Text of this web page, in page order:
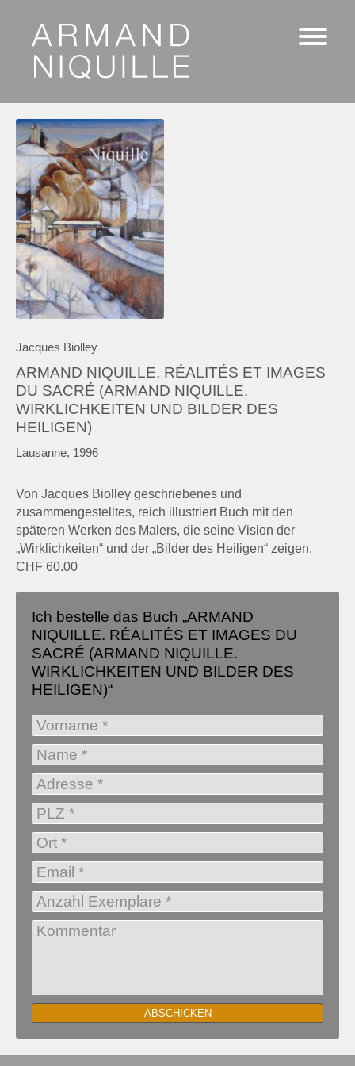
Jacques Biolley
ARMAND NIQUILLE. RÉALITÉS ET IMAGES
DU SACRÉ (ARMAND NIQUILLE.
WIRKLICHKEITEN UND BILDER DES
HEILIGEN)
Lausanne, 1996
Von Jacques Biolley geschriebenes und
zusammengestelltes, reich illustriert Buch mit den
späteren Werken des Malers, die seine Vision der
„Wirklichkeiten“ und der „Bilder des Heiligen“ zeigen.
CHF 60.00
Ich bestelle das Buch „ARMAND
NIQUILLE. RÉALITÉS ET IMAGES DU
SACRÉ (ARMAND NIQUILLE.
WIRKLICHKEITEN UND BILDER DES
HEILIGEN)“